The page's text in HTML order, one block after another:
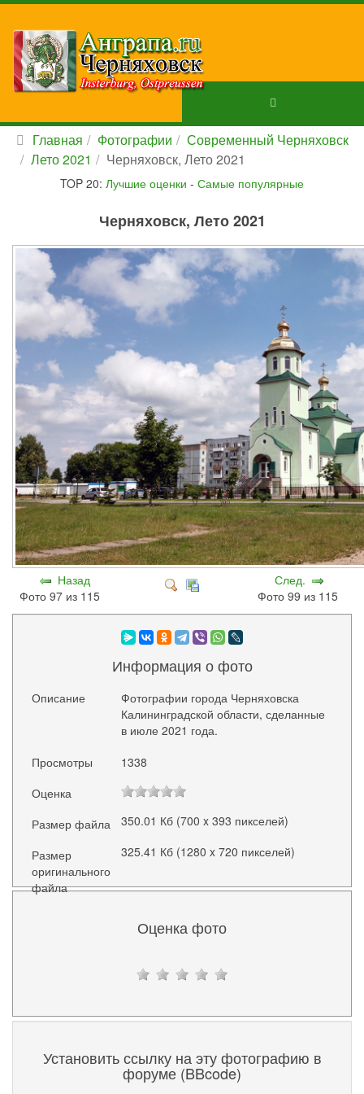
Главная Фотографии
Современный Черняховск
Лето 2021
Черняховск, Лето 2021
TOP 20: Лучшие оценки - Самые популярные
Черняховск, Лето 2021
Назад
Фото 97 из 115
След.
Фото 99 из 115
Информация о фото
Описание
Фотографии города Черняховска
Калининградской области, сделанные
в июле 2021 года.
Просмотры
1338
Оценка
Размер файла
350.01 Кб (700 x 393 пикселей)
Размер
оригинального
файла
325.41 Кб (1280 x 720 пикселей)
Оценка фото
Установить ссылку на эту фотографию в
форуме (BBcode)